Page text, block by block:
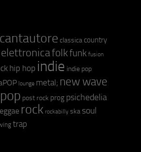
cantautore classica country
elettronicafolkfunk fusion
hip hop indie indie pop
lounge metal; new wave
pop post rock prog psichedelia
rock rockabilly ska soul
trap